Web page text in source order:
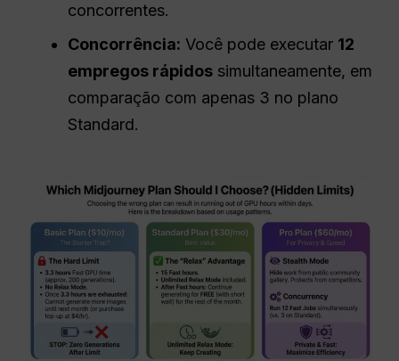
concorrentes.
Concorrência: Você pode executar 12
empregos rápidos simultaneamente, em
comparação com apenas 3 no plano
Standard.